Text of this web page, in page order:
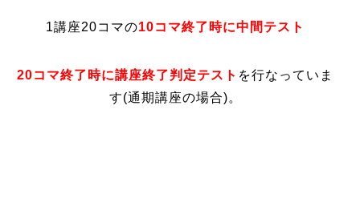
1講座20コマの10コマ終了時に中間テスト
20コマ終了時に講座終了判定テスト を行なっていま
す(通期講座の場合)。